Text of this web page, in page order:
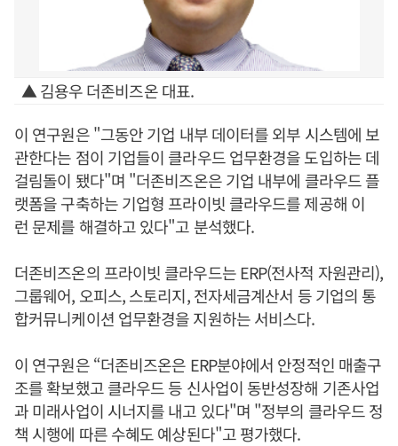
▲ 김용우 더존비즈온 대표.
이 연구원은 "그동안 기업 내부 데이터를 외부 시스템에 보
관한다는 점이 기업들이 클라우드 업무환경을 도입하는 데
걸림돌이 됐다"며 "더존비즈온은 기업 내부에 클라우드 플
랫폼을 구축하는 기업형 프라이빗 클라우드를 제공해 이
런 문제를 해결하고 있다"고 분석했다.
더존비즈온의 프라이빗 클라우드는 ERP(전사적 자원관리),
그룹웨어, 오피스, 스토리지, 전자세금계산서 등 기업의 통
합커뮤니케이션 업무환경을 지원하는 서비스다.
이 연구원은 “더존비즈온은 ERP분야에서 안정적인 매출구
조를 확보했고 클라우드 등 신사업이 동반성장해 기존사업
과 미래사업이 시너지를 내고 있다"며 "정부의 클라우드 정
책 시행에 따른 수혜도 예상된다"고 평가했다.